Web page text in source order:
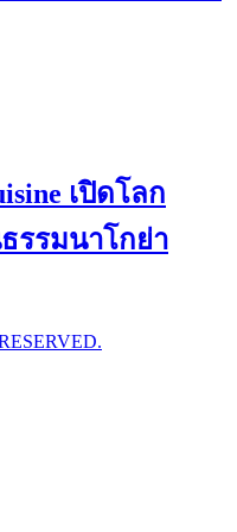
เปิดโลก
รรมนาโกย่า